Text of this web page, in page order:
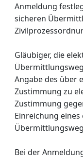
Anmeldung
sicheren
Gläubiger, die
Angabe des über
Zustimmung zu
Zustimmung
Einreichung
Bei der